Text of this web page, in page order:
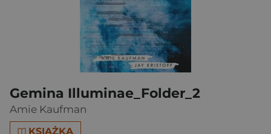
Gemina Illuminae_Folder_2
Amie Kaufman
KSIĄŻKA